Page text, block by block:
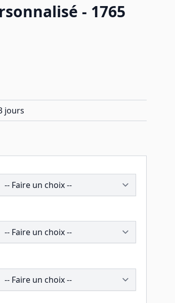
- 1765
jours
199863
259239
196346